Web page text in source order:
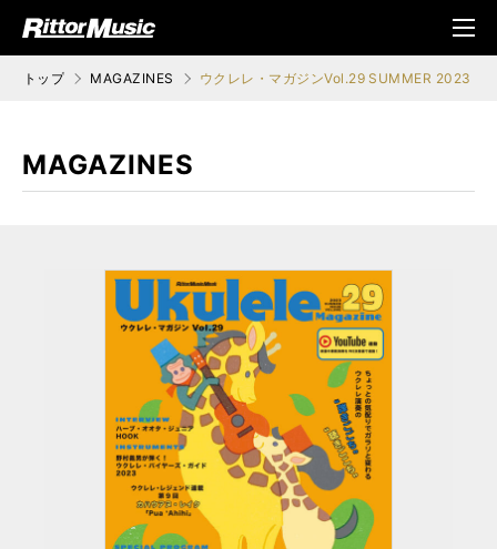
ジック (Rittor Musi
メニ
ュ
トップ MAGAZINES ウクレレ・マガジンVol.29 SUMMER 2023
MAGAZINES